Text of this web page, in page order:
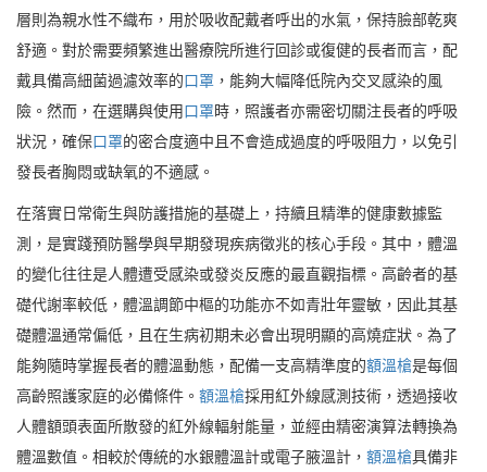
層則為親水性不織布，用於吸收配戴者呼出的水氣，保持臉部乾爽
舒適。對於需要頻繁進出醫療院所進行回診或復健的長者而言，配
戴具備高細菌過濾效率的口罩 ，能夠大幅降低院內交叉感染的風
險。然而，在選購與使用口罩時，照護者亦需密切關注長者的呼吸
狀況，確保口罩的密合度適中且不會造成過度的呼吸阻力，以免引
發長者胸悶或缺氧的不適感。
在落實日常衛生與防護措施的基礎上，持續且精準的健康數據監
測，是實踐預防醫學與早期發現疾病徵兆的核心手段。其中，體溫
的變化往往是人體遭受感染或發炎反應的最直觀指標。高齡者的基
礎代謝率較低，體溫調節中樞的功能亦不如青壯年靈敏，因此其基
礎體溫通常偏低，且在生病初期未必會出現明顯的高燒症狀。為了
能夠隨時掌握長者的體溫動態，配備一支高精準度的額溫槍是每個
高齡照護家庭的必備條件。 額溫槍採用紅外線感測技術，透過接收
人體額頭表面所散發的紅外線輻射能量，並經由精密演算法轉換為
體溫數值。相較於傳統的水銀體溫計或電子腋溫計， 額溫槍具備非